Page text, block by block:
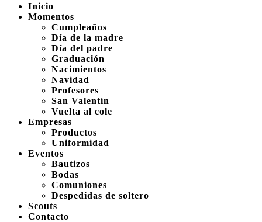
Inicio
Momentos
Cumpleaños
Día de la madre
Día del padre
Graduación
Nacimientos
Navidad
Profesores
San Valentín
Vuelta al cole
Empresas
Productos
Uniformidad
Eventos
Bautizos
Bodas
Comuniones
Despedidas de soltero
Scouts
Contacto